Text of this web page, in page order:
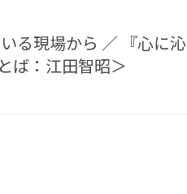
る現場から ／ 『心に
ば：江田智昭＞